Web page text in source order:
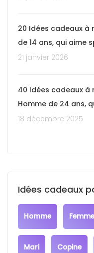
20 Idées cadeaux à
de 14 ans, qui aime
21 janvier 2026
40 Idées cadeaux à
Homme de 24 ans,
18 décembre 2025
Idées cadeaux
Homme Femme
Mari Copine